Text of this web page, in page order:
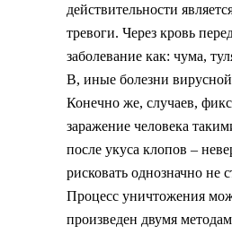
действительности
тревоги. Через кровь
заболевание как: чума,
В, иные болезни
Конечно же, случаев,
заражение человека
после укуса клопов –
рисковать однозначно не
Процесс уничтожения
произведен двумя